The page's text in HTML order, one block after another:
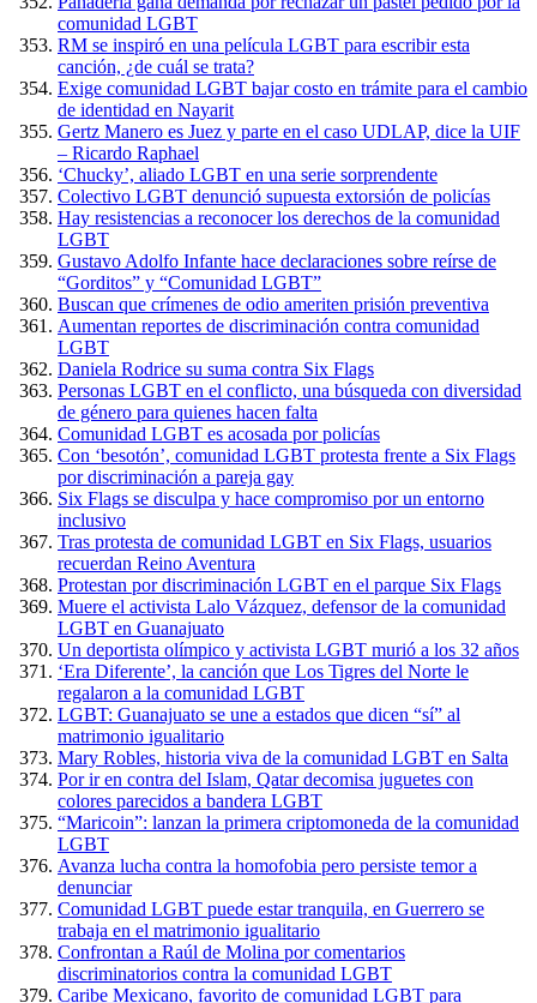
comunidad LGBT
RM se inspiró en una película LGBT para escribir esta
canción, ¿de cuál se trata?
Exige comunidad LGBT bajar costo en trámite para el cambio
de identidad en Nayarit
Gertz Manero es Juez y parte en el caso UDLAP, dice la UIF
– Ricardo Raphael
‘Chucky’, aliado LGBT en una serie sorprendente
Colectivo LGBT denunció supuesta extorsión de policías
Hay resistencias a reconocer los derechos de la comunidad
LGBT
Gustavo Adolfo Infante hace declaraciones sobre reírse de
“Gorditos” y “Comunidad LGBT”
Buscan que crímenes de odio ameriten prisión preventiva
Aumentan reportes de discriminación contra comunidad
LGBT
Daniela Rodrice su suma contra Six Flags
Personas LGBT en el conflicto, una búsqueda con diversidad
de género para quienes hacen falta
Comunidad LGBT es acosada por policías
Con ‘besotón’, comunidad LGBT protesta frente a Six Flags
por discriminación a pareja gay
Six Flags se disculpa y hace compromiso por un entorno
inclusivo
Tras protesta de comunidad LGBT en Six Flags, usuarios
recuerdan Reino Aventura
Protestan por discriminación LGBT en el parque Six Flags
Muere el activista Lalo Vázquez, defensor de la comunidad
LGBT en Guanajuato
Un deportista olímpico y activista LGBT murió a los 32 años
‘Era Diferente’, la canción que Los Tigres del Norte le
regalaron a la comunidad LGBT
LGBT: Guanajuato se une a estados que dicen “sí” al
matrimonio igualitario
Mary Robles, historia viva de la comunidad LGBT en Salta
Por ir en contra del Islam, Qatar decomisa juguetes con
colores parecidos a bandera LGBT
“Maricoin”: lanzan la primera criptomoneda de la comunidad
LGBT
Avanza lucha contra la homofobia pero persiste temor a
denunciar
Comunidad LGBT puede estar tranquila, en Guerrero se
trabaja en el matrimonio igualitario
Confrontan a Raúl de Molina por comentarios
discriminatorios contra la comunidad LGBT
Caribe Mexicano, favorito de comunidad LGBT para